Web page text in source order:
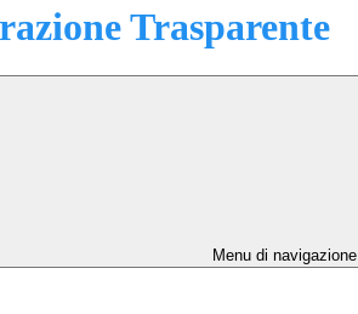
Trasparente
Menu di navigazione